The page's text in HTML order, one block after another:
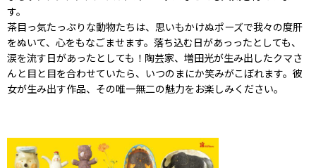
す。
茶目っ気たっぷりな動物たちは、思いもかけぬポーズで我々の度肝
をぬいて、心をもなごませます。落ち込む日があっったとしても、
涙を流す日があったとしても！陶芸家、増田光が生み出したクマさ
んと目と目を合わせていたら、いつのまにか笑みがこぼれます。彼
女が生み出す作品、その唯一無二の魅力をお楽しみください。